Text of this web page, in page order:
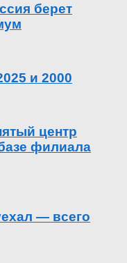
берет
и 2000
центр
филиала
— всего